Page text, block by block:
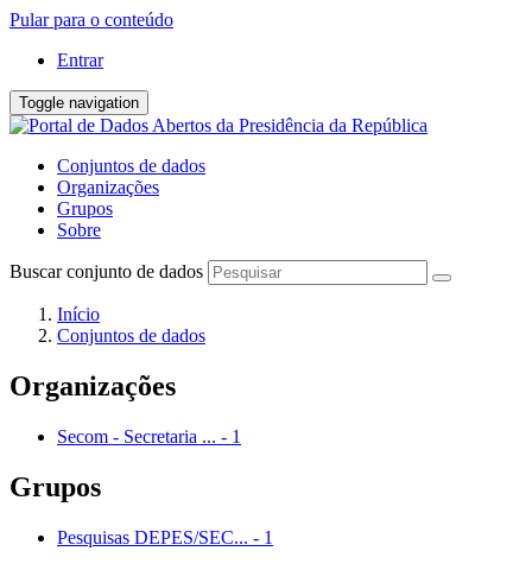
Pular para o conteúdo
Entrar
Toggle navigation
Conjuntos de dados
Organizações
Grupos
Sobre
Buscar conjunto de dados
Início
Conjuntos de dados
Organizações
Secom - Secretaria ... - 1
Grupos
Pesquisas DEPES/SEC... - 1